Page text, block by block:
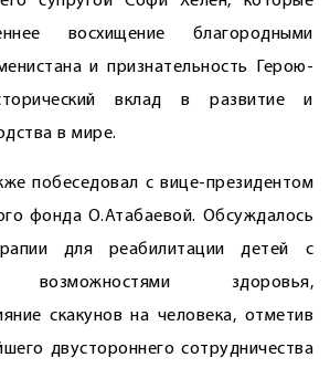
восхищение благородными
и признательность Герою-
вклад в развитие и
в мире.
побеседовал с вице-президентом
фонда О.Атабаевой. Обсуждалось
для реабилитации детей с
возможностями здоровья,
скакунов на человека, отметив
двустороннего сотрудничества